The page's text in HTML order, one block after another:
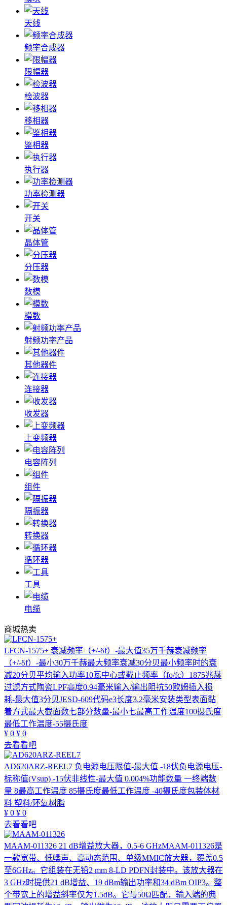
天线
频率合成器
限幅器
检波器
移相器
鉴相器
执行器
功率检测器
开关
晶体管
分压器
数模
模数
射频功率产品
其他器件
连接器
收发器
上变频器
电容阵列
组件
隔振器
转换器
循环器
工具
电缆
商城热卖
LFCN-1575+ 衰减频率（+/-δf）-最大值35万千赫衰减频率
（+/-δf）-最小30万千赫最大频率衰减30分贝最小频率时的衰
减20分贝平均输入功率10瓦中心或截止频率（fo/fc）1875兆赫
过滤方式陶瓷LPF高度0.94毫米输入/输出阻抗50欧姆插入损
耗-最大值3分贝JESD-609代码e3长度3.2毫米安装类型表面黏
着方式最大截面数七部分数量-最小七最高工作温度100摄氏度
最低工作温度-55摄氏度
¥ 0 ¥ 0
去看看吧
AD620ARZ-REEL7 负电源电压限值-最大值 -18伏负电源电压-
标称值(Vsup) -15伏非线性-最大值 0.004%功能数量 一终端数
量 8最高工作温度 85摄氏度最低工作温度 -40摄氏度包装体材
料 塑料/环氧树脂
¥ 0 ¥ 0
去看看吧
MAAM-011326 21 dB增益放大器，0.5-6 GHzMAAM-011326是
一款宽带、低噪声、高动态范围、单级MMIC放大器，覆盖0.5
至6GHz。它组装在无铅2 mm 8-LD PDFN封装中。该放大器在
3 GHz时提供21 dB增益、19 dBm输出功率和34 dBm OIP3。整
个带宽上的增益斜率仅为1.5dB。它与50Ω匹配，输入端的典